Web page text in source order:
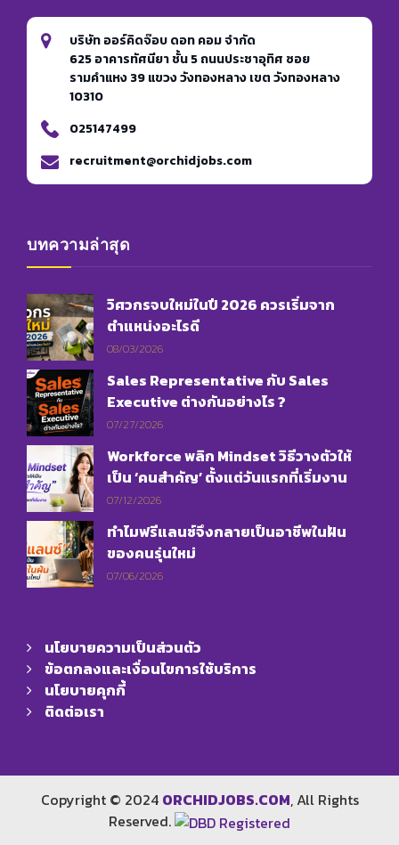
บริษัท ออร์คิดจ๊อบ ดอท คอม จำกัด
625 อาคารทัศนียา ชั้น 5 ถนนประชาอุทิศ ซอย
รามคำแหง 39 แขวง วังทองหลาง เขต วังทองหลาง
10310
025147499
recruitment@orchidjobs.com
บทความล่าสุด
วิศวกรจบใหม่ในปี 2026 ควรเริ่มจาก
ตำแหน่งอะไรดี
08/03/2026
Sales Representative กับ Sales
Executive ต่างกันอย่างไร ?
07/27/2026
Workforce พลิก Mindset วิธีวางตัวให้
เป็น ‘คนสำคัญ’ ตั้งแต่วันแรกที่เริ่มงาน
07/12/2026
ทำไมฟรีแลนซ์จึงกลายเป็นอาชีพในฝัน
ของคนรุ่นใหม่
07/06/2026
นโยบายความเป็นส่วนตัว
ข้อตกลงและเงื่อนไขการใช้บริการ
นโยบายคุกกี้
ติดต่อเรา
Copyright © 2024 ORCHIDJOBS.COM, All Rights
Reserved.